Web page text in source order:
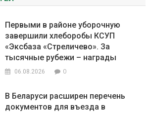
Первыми в районе уборочную
завершили хлеборобы КСУП
«Эксбаза «Стреличево». За
тысячные рубежи – награды
06.08.2026 0
В Беларуси расширен перечень
документов для въезда в